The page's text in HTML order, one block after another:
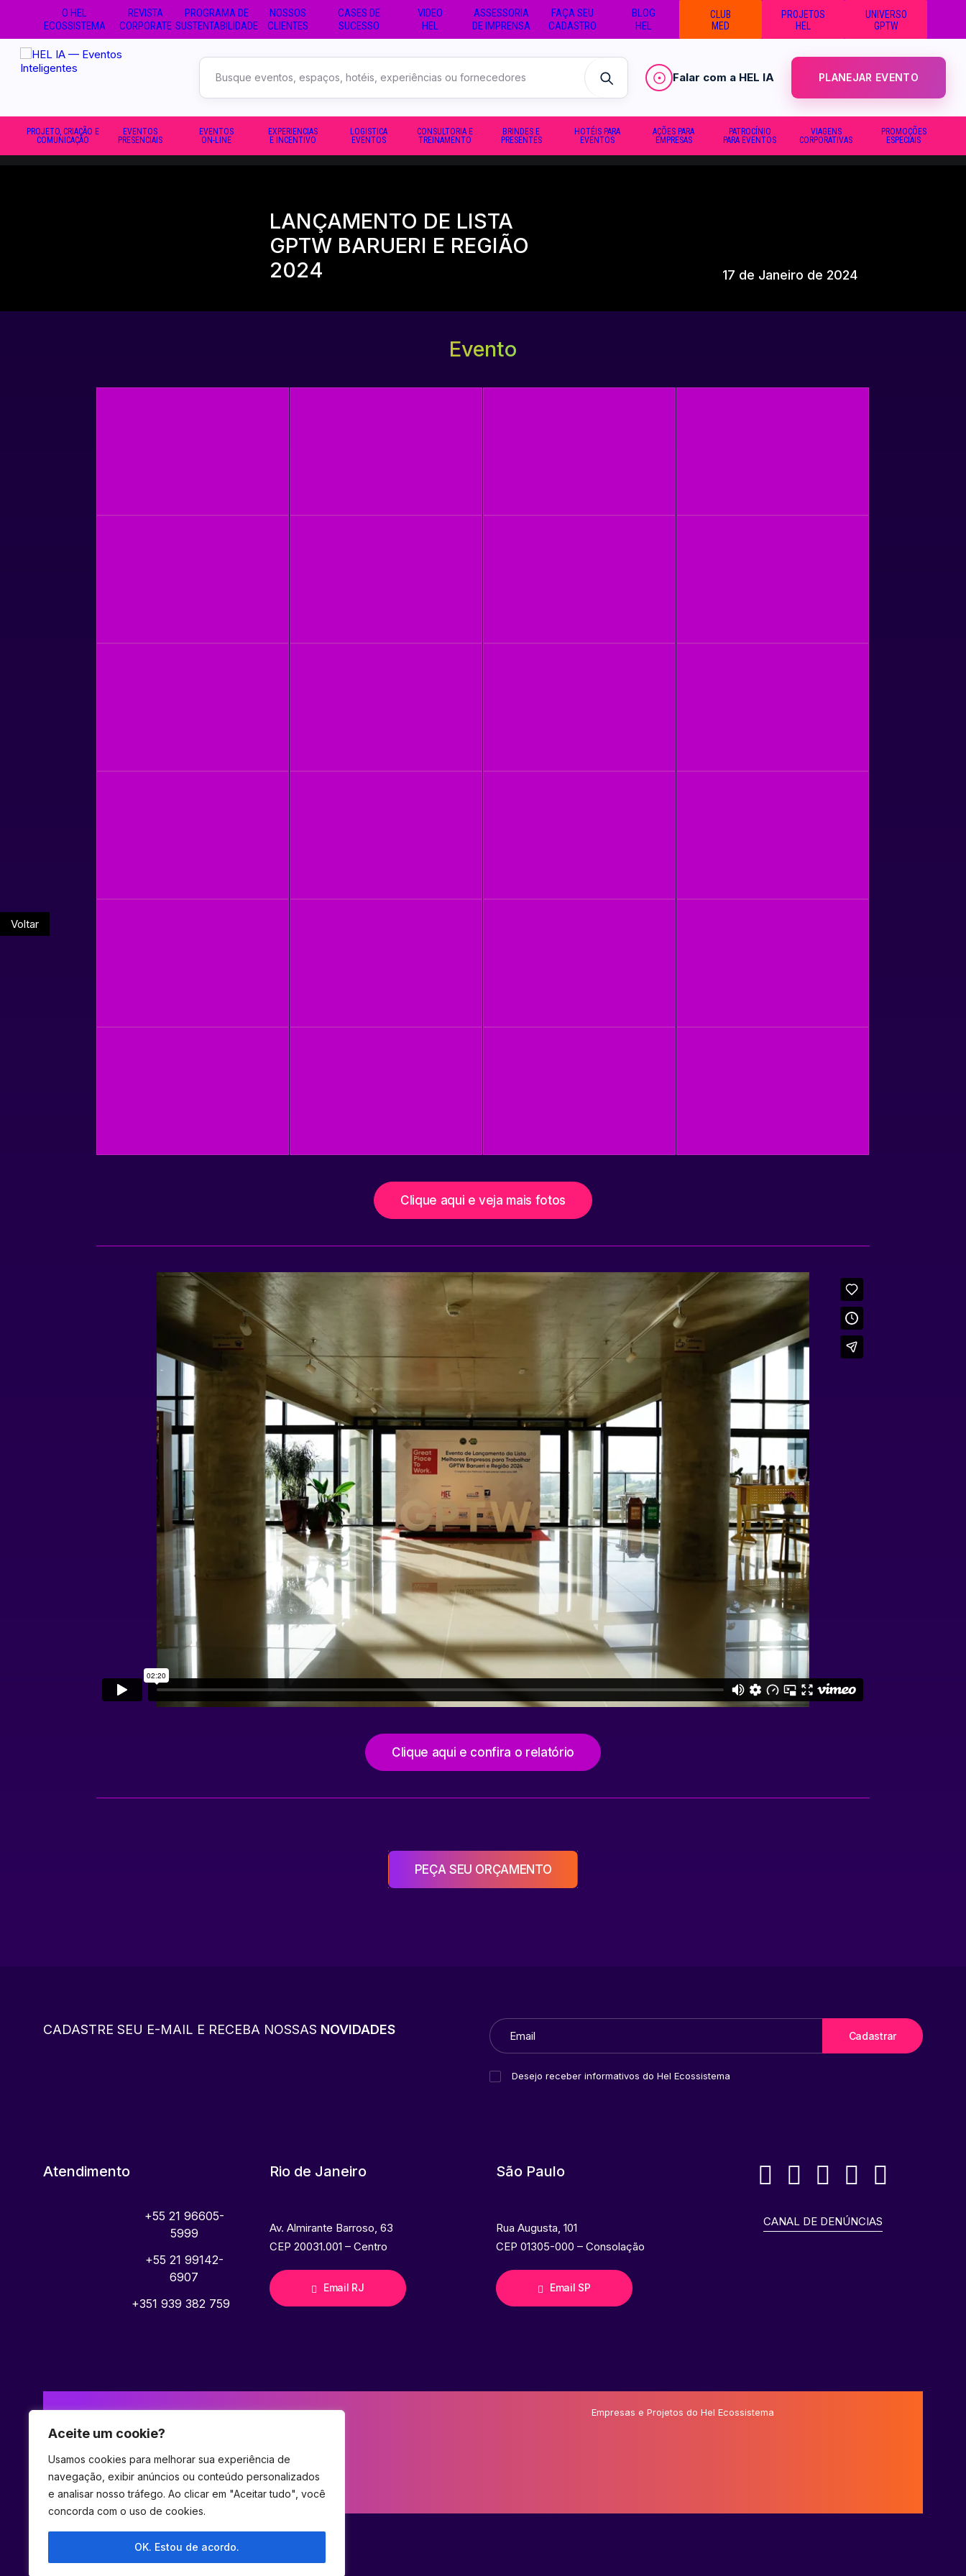
Aceite um cookie?
Usamos cookies para melhorar sua experiência de
navegação, exibir anúncios ou conteúdo personalizados
e analisar nosso tráfego. Ao clicar em "Aceitar tudo", você
concorda com o uso de cookies.
OK. Estou de acordo.
O HEL
ECOSSISTEMA
REVISTA
CORPORATE
PROGRAMA DE
SUSTENTABILIDADE
NOSSOS
CLIENTES
CASES DE
SUCESSO
VIDEO
HEL
ASSESSORIA
DE IMPRENSA
FAÇA SEU
CADASTRO
BLOG
HEL
CLUB
MED
PROJETOS
HEL
UNIVERSO
GPTW
Falar com a HEL IA PLANEJAR EVENTO
PROJETO, CRIAÇÃO E
COMUNICAÇÃO
EVENTOS
PRESENCIAIS
EVENTOS
ON-LINE
EXPERIENCIAS
E INCENTIVO
LOGISTICA
EVENTOS
CONSULTORIA E
TREINAMENTO
BRINDES E
PRESENTES
HOTÉIS PARA
EVENTOS
AÇÕES PARA
EMPRESAS
PATROCÍNIO
PARA EVENTOS
VIAGENS
CORPORATIVAS
PROMOÇÕES
ESPECIAIS
LANÇAMENTO DE LISTA
GPTW BARUERI E REGIÃO
2024
17 de Janeiro de 2024
Evento
Clique aqui e veja mais fotos
Clique aqui e confira o relatório
PEÇA SEU ORÇAMENTO
CADASTRE SEU E-MAIL E RECEBA NOSSAS NOVIDADES
Desejo receber informativos do Hel Ecossistema
Atendimento
+55 21 96605-
5999
+55 21 99142-
6907
+351 939 382 759
Rio de Janeiro
Av. Almirante Barroso, 63
CEP 20031.001 – Centro
Email RJ
São Paulo
Rua Augusta, 101
CEP 01305-000 – Consolação
Email SP
Voltar
CANAL DE DENÚNCIAS
Empresas e Projetos do Hel Ecossistema